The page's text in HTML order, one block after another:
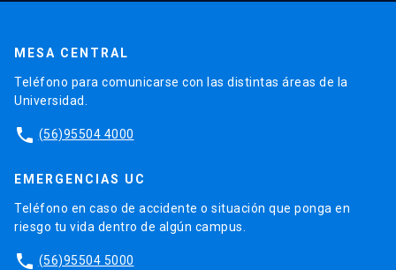
MESA CENTRAL
Teléfono para comunicarse con las distintas áreas de la
Universidad.
phone (56)95504 4000
EMERGENCIAS UC
Teléfono en caso de accidente o situación que ponga en
riesgo tu vida dentro de algún campus.
phone (56)95504 5000